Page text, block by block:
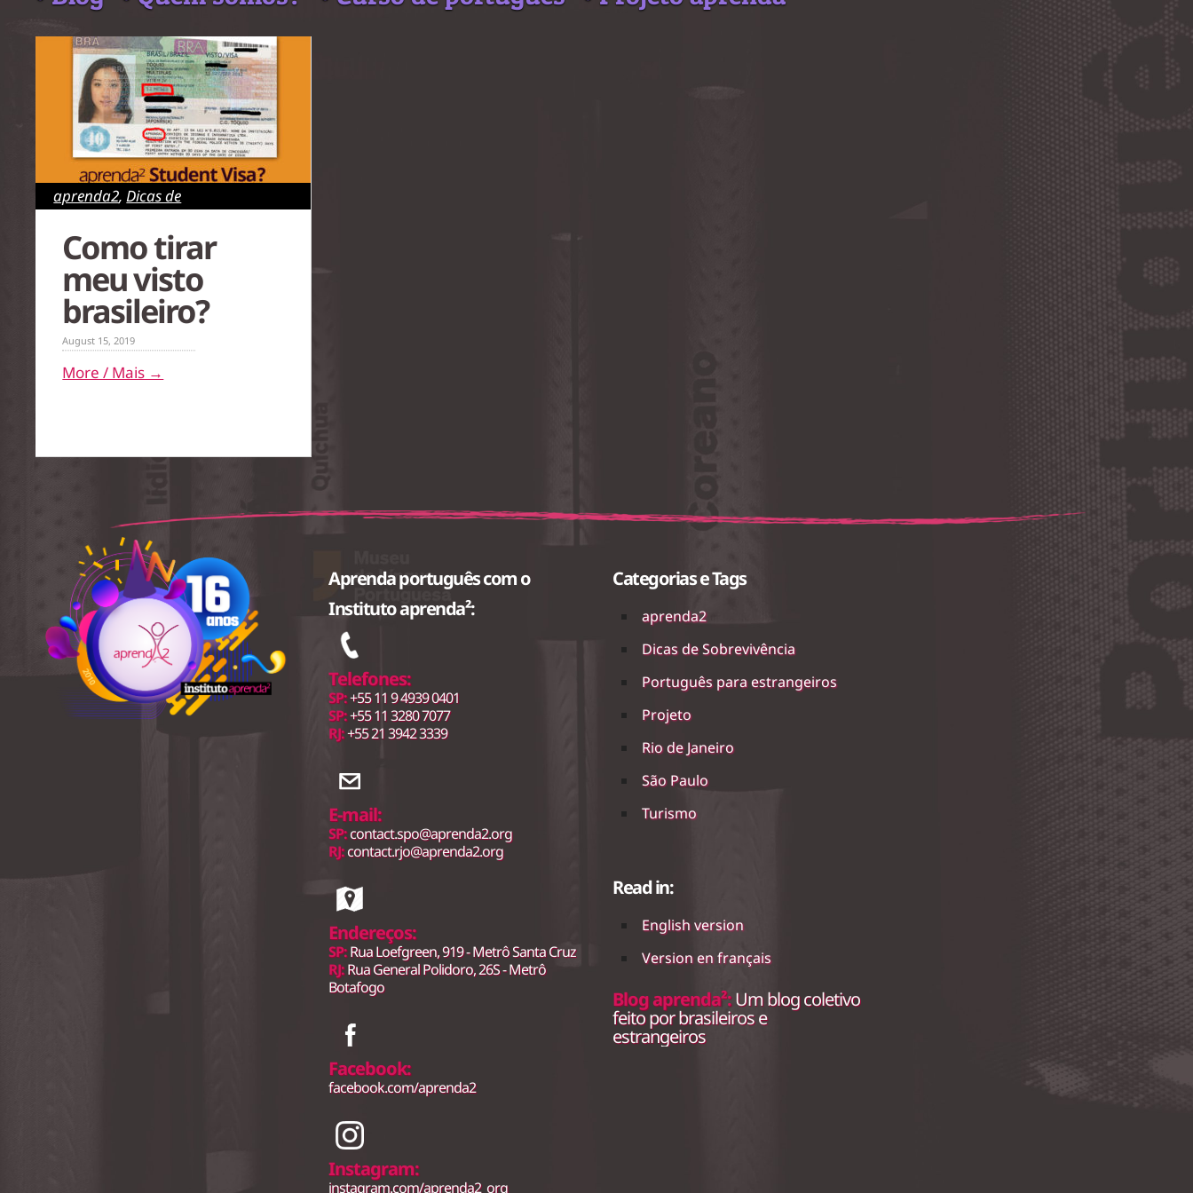
aprenda2,Dicas de
estrangeiros,Rio de Janeiro
Paulo
Como tirar
meu visto
brasileiro?
August 15, 2019
More / Mais →
Aprenda português com o
Instituto aprenda²:
Telefones:
SP:+55 11 9 4939 0401
SP:+55 11 3280 7077
RJ:+55 21 3942 3339
E-mail:
SP:contact.spo@aprenda2.org
RJ:contact.rjo@aprenda2.org
Endereços:
SP:Rua Loefgreen, 919 - Metrô Santa Cruz
RJ:Rua General Polidoro, 26S - Metrô
Botafogo
Facebook:
facebook.com/aprenda2
Instagram:
instagram.com/aprenda2_org
Categorias e Tags
aprenda2
Dicas de Sobrevivência
Português para estrangeiros
Projeto
Rio de Janeiro
São Paulo
Turismo
Read in:
English version
Version en français
Blog aprenda²:Um blog coletivo
feito por brasileiros e
estrangeiros